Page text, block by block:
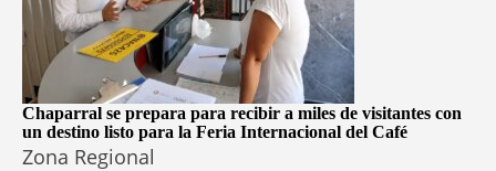
Chaparral se prepara para recibir a miles de visitantes con
un destino listo para la Feria Internacional del Café
Zona Regional